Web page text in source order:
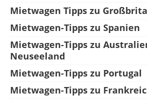
Mietwagen Tipps zu
Mietwagen-Tipps zu Spanien
Mietwagen-Tipps zu
Neuseeland
Mietwagen-Tipps zu Portugal
Mietwagen-Tipps zu